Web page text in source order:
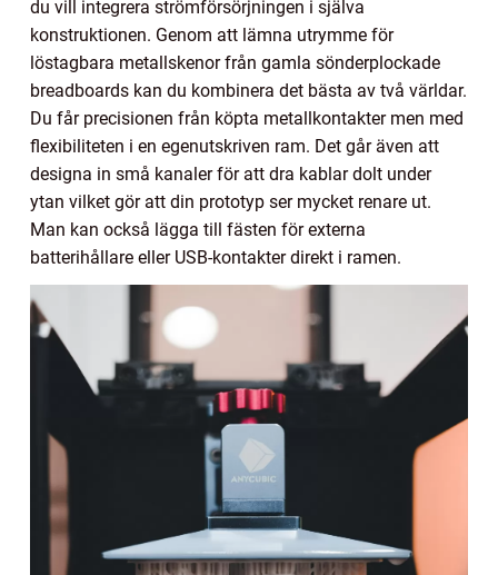
du vill integrera strömförsörjningen i själva
konstruktionen. Genom att lämna utrymme för
löstagbara metallskenor från gamla sönderplockade
breadboards kan du kombinera det bästa av två världar.
Du får precisionen från köpta metallkontakter men med
flexibiliteten i en egenutskriven ram. Det går även att
designa in små kanaler för att dra kablar dolt under
ytan vilket gör att din prototyp ser mycket renare ut.
Man kan också lägga till fästen för externa
batterihållare eller USB-kontakter direkt i ramen.